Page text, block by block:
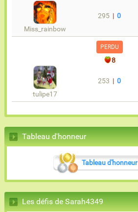
Miss_rainbow
295 |0
PERDU
8
tulipe17
253 |0
Tableau d'honneur
Tableau d'honneur
Les défis de Sarah4349